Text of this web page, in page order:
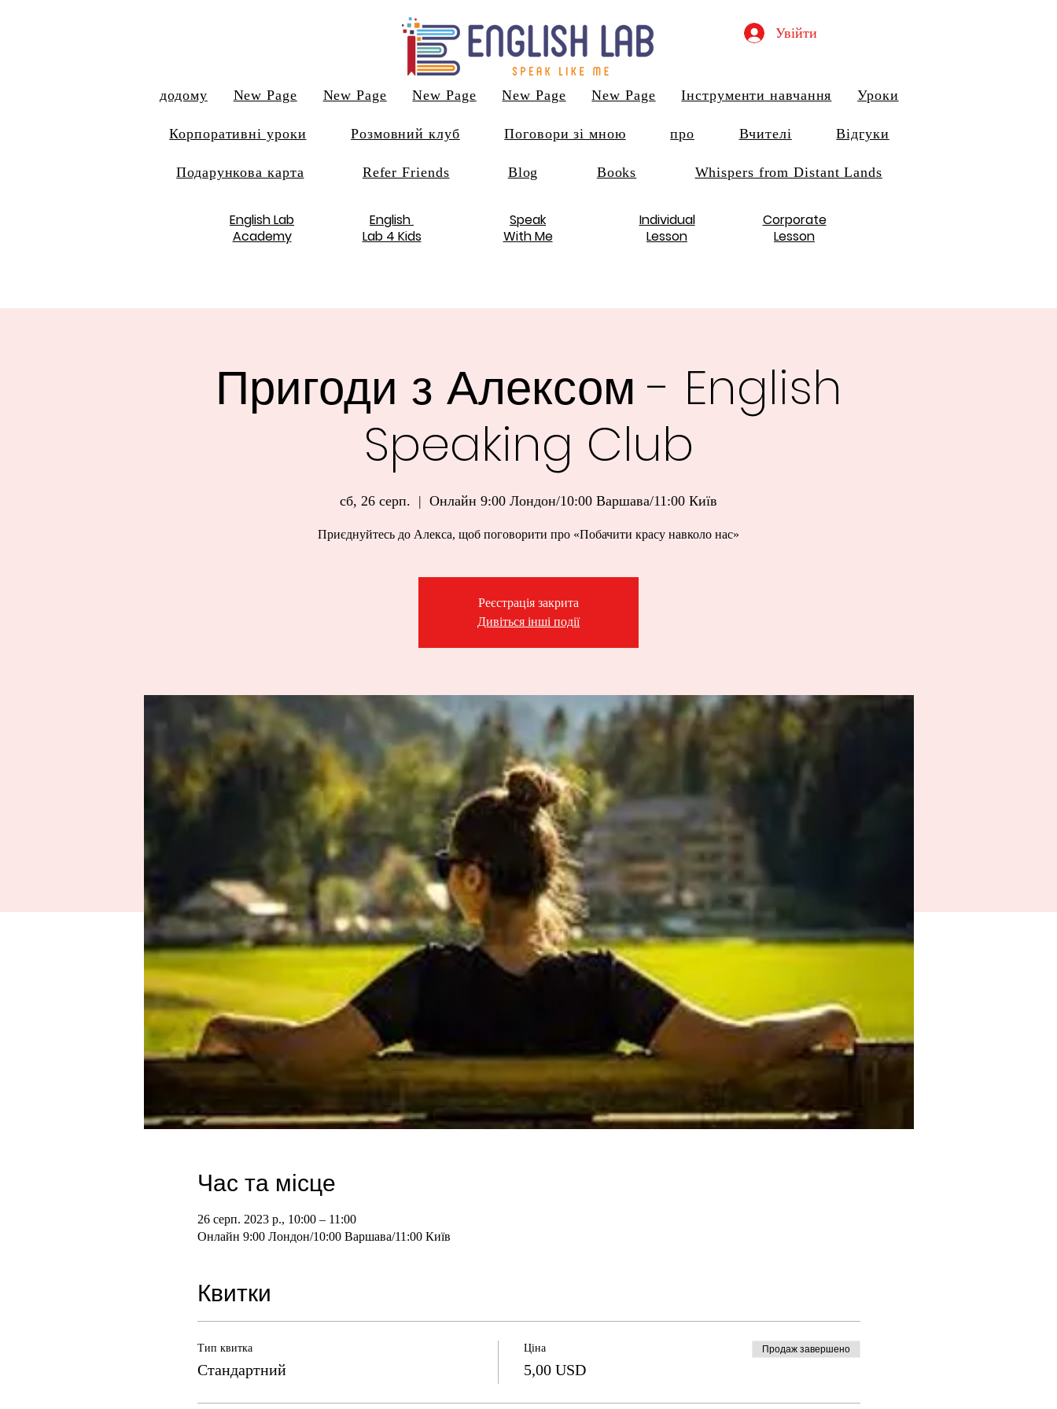
Увійти
додому New Page New Page New Page New Page New Page Інструменти навчання Уроки
Корпоративні уроки Розмовний клуб Поговори зі мною про Вчителі Відгуки
Подарункова карта Refer Friends Blog Books Whispers from Distant Lands
English Lab
Academy
English
Lab 4 Kids
Speak
With Me
Individual
Lesson
Corporate
Lesson
Пригоди з Алексом - English
Speaking Club
сб, 26 серп.
  |
Онлайн 9:00 Лондон/10:00 Варшава/11:00 Київ
Приєднуйтесь до Алекса, щоб поговорити про «Побачити красу навколо нас»
Реєстрація закрита
Дивіться інші події
Час та місце
26 серп. 2023 р., 10:00 – 11:00
Онлайн 9:00 Лондон/10:00 Варшава/11:00 Київ
Квитки
Тип квитка
Стандартний
Ціна
5,00 USD
Продаж завершено